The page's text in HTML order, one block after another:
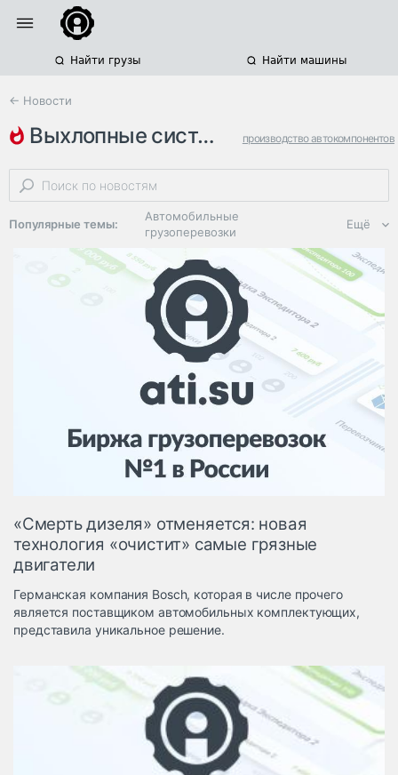
Найти грузы Найти машины
← Новости
выхлопные системы производство автокомпонентов
газ германия
Популярные темы:
Автомобильные
грузоперевозки
Региональная
логистика
ЭДО, ИТ в
логистике
Дороги,
инфраструктура
Логистика, грузы
Негабаритные и
опасные грузы
Безопасность и
Таможня и ВЭД
терминалы
Коммерческий
транспорт
Автосервис,
запчасти, шины
Топливо, масла и
автохимия
Дзен
Ещё
«Смерть дизеля» отменяется: новая
технология «очистит» самые грязные
двигатели
Германская компания Bosch, которая в числе прочего
является поставщиком автомобильных комплектующих,
представила уникальное решение.